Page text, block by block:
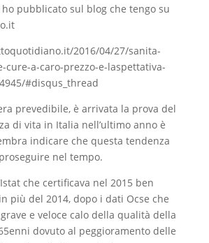
pubblicato sul blog che tengo su
2016/04/27/sanita-
cure-a-caro-prezzo-e-laspettativa-
#disqus_thread
prevedibile, è arrivata la prova del
di vita in Italia nell’ultimo anno è
indicare che questa tendenza
nel tempo.
che certificava nel 2015 ben
più del 2014, dopo i dati Ocse che
e veloce calo della qualità della
dovuto al peggioramento delle